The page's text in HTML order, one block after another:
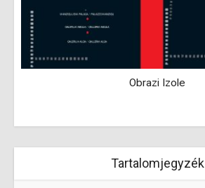
Obrazi Izole
Tartalomjegyzék